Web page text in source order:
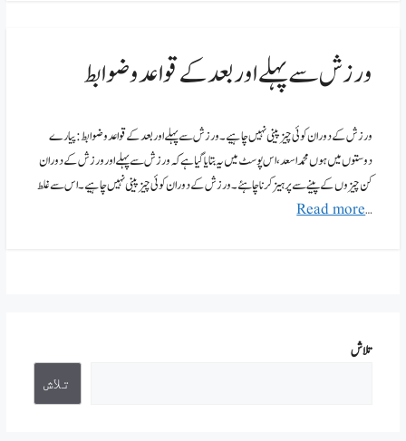
ورزش سے پہلے اور بعد کے قواعد و ضوابط
ورزش کے دوران کوئی چیز پینی نہیں چاہیے۔ ورزش سے پہلے اور بعد کے قواعد و ضوابط:پیارے
دوستوں میں ہوں محمد اسعد، اس پوسٹ میں یہ بتایا گیا ہے کہ ورزش سےپہلے اور ورزش کے دوران
کن چیزوں کے پینے سے پرہیز کرنا چاہئے۔ ورزش کے دوران کوئی چیز پینی نہیں چاہیے۔ اس سے غلط
…
Read more
تلاش
تلاش